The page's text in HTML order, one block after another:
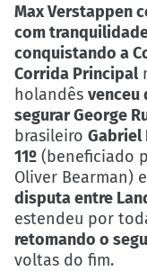
Max Verstappen
com
conquistando a
Corrida Principal
holandês venceu
segurar George
brasileiro Gabriel
11º (beneficiado
Oliver Bearman)
disputa entre
estendeu por
retomando o
voltas do fim.